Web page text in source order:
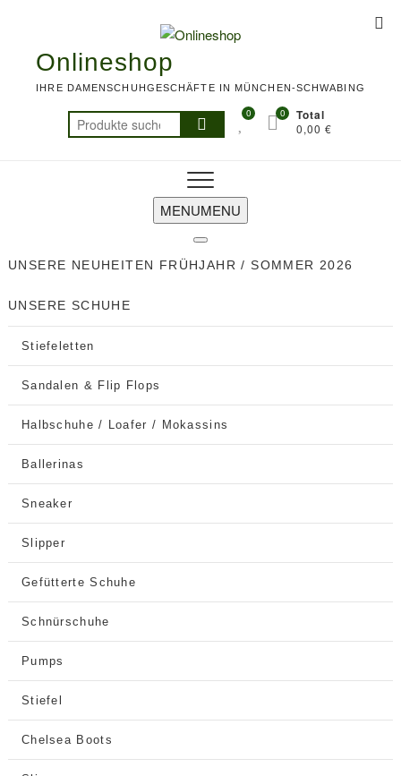
contentOnlineshop
IHRE DAMENSCHUHGESCHÄFTE IN MÜNCHEN-SCHWABING
Suchen
nach:
0 Total
0,00 €
0
MENUMENU
UNSERE NEUHEITEN FRÜHJAHR / SOMMER 2026
UNSERE SCHUHE
Stiefeletten
Sandalen & Flip Flops
Halbschuhe / Loafer / Mokassins
Ballerinas
Sneaker
Slipper
Gefütterte Schuhe
Schnürschuhe
Pumps
Stiefel
Chelsea Boots